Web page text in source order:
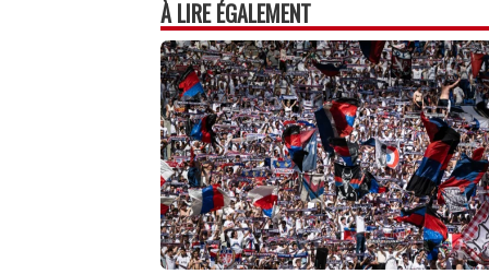
À LIRE ÉGALEMENT